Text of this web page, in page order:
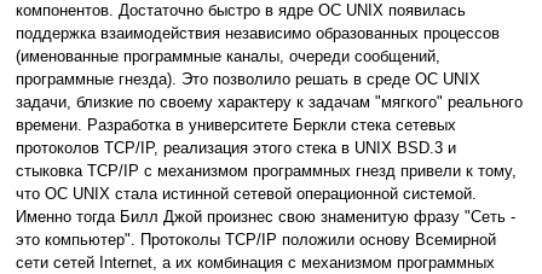
компонентов. Достаточно быстро в ядре ОС UNIX появилась
поддержка взаимодействия независимо образованных процессов
(именованные программные каналы, очереди сообщений,
программные гнезда). Это позволило решать в среде ОС UNIX
задачи, близкие по своему характеру к задачам "мягкого" реального
времени. Разработка в университете Беркли стека сетевых
протоколов TCP/IP, реализация этого стека в UNIX BSD.3 и
стыковка TCP/IP с механизмом программных гнезд привели к тому,
что ОС UNIX стала истинной сетевой операционной системой.
Именно тогда Билл Джой произнес свою знаменитую фразу "Сеть -
это компьютер". Протоколы TCP/IP положили основу Всемирной
сети сетей Internet, а их комбинация с механизмом программных